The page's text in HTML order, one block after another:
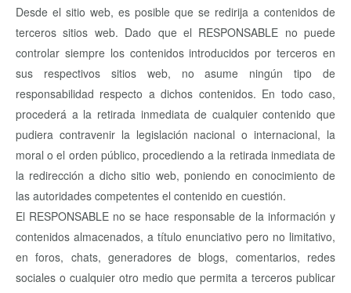
Desde el sitio web, es posible que se redirija a contenidos de
terceros sitios web. Dado que el RESPONSABLE no puede
controlar siempre los contenidos introducidos por terceros en
sus respectivos sitios web, no asume ningún tipo de
responsabilidad respecto a dichos contenidos. En todo caso,
procederá a la retirada inmediata de cualquier contenido que
pudiera contravenir la legislación nacional o internacional, la
moral o el orden público, procediendo a la retirada inmediata de
la redirección a dicho sitio web, poniendo en conocimiento de
las autoridades competentes el contenido en cuestión.
El RESPONSABLE no se hace responsable de la información y
contenidos almacenados, a título enunciativo pero no limitativo,
en foros, chats, generadores de blogs, comentarios, redes
sociales o cualquier otro medio que permita a terceros publicar